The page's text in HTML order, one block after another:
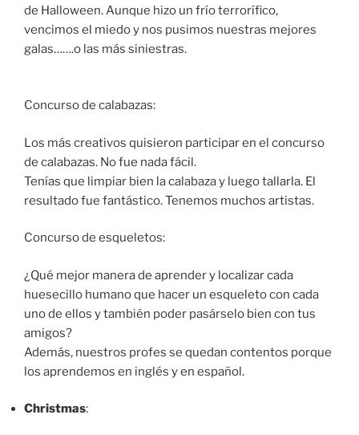
de Halloween. Aunque hizo un frío terrorífico,
vencimos el miedo y nos pusimos nuestras mejores
galas…….o las más siniestras.
Concurso de calabazas:
Los más creativos quisieron participar en el concurso
de calabazas. No fue nada fácil.
Tenías que limpiar bien la calabaza y luego tallarla. El
resultado fue fantástico. Tenemos muchos artistas.
Concurso de esqueletos:
¿Qué mejor manera de aprender y localizar cada
huesecillo humano que hacer un esqueleto con cada
uno de ellos y también poder pasárselo bien con tus
amigos?
Además, nuestros profes se quedan contentos porque
los aprendemos en inglés y en español.
Christmas: